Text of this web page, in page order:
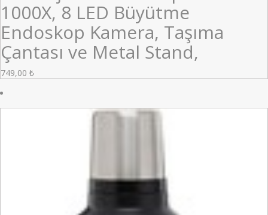
1000X, 8 LED Büyütme
Endoskop Kamera, Taşıma
Çantası ve Metal Stand,
749,00 ₺